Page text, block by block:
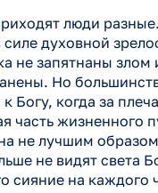
люди
силе духовной
не запятнаны злом
Но
Богу, когда за
часть жизненного
не лучшим
не видят света
сияние на каждого